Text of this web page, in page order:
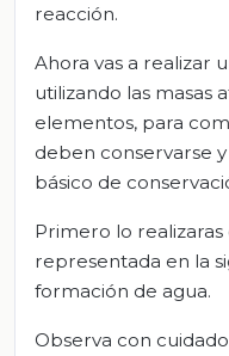
reacción.
Ahora vas a realizar
utilizando las masas
elementos, para
deben conservarse
básico de
Primero lo
representada en la
formación de agua.
Observa con